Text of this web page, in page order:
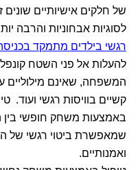
של חלקים אישיותיים
לסוגיות אבחוניות והרבה
רגשי בילדים מתמקד
להעלות אל פני השטח
המשפחה, שאינם מילוליים
קשיים בוויסות רגשי ועוד.
באמצעות משחק חופשי
שמאפשרת ביטוי רגשי של
ואמנותיים.